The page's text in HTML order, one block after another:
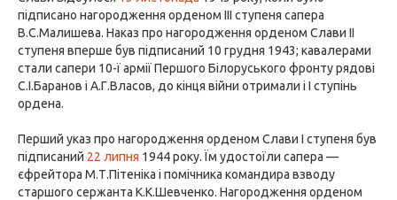
підписано нагородження орденом III ступеня сапера
В.С.Малишева. Наказ про нагородження орденом Слави II
ступеня вперше був підписаний 10 грудня 1943; кавалерами
стали сапери 10-ї армії Першого Білоруського фронту рядові
С.І.Баранов і А.Г.Власов, до кінця війни отримали і I ступінь
ордена.
Перший указ про нагородження орденом Слави I ступеня був
підписаний 22 липня 1944 року. Їм удостоїли сапера —
єфрейтора М.Т.Пітеніка і помічника командира взводу
старшого сержанта К.К.Шевченко. Нагородження орденом